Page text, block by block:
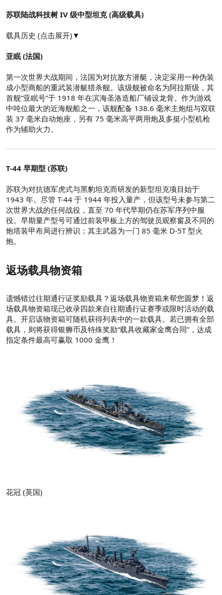
苏联陆战科技树 IV 级中型坦克 (高级载具)
载具历史 (点击展开)▼
亚眠 (法国)
第一次世界大战期间，法国为对抗敌方潜艇，决定采用一种伪装
成小型商船的重武装潜艇猎杀舰。该级舰被命名为阿拉斯级，其
首舰“亚眠号”于 1918 年在滨海圣洛造船厂铺设龙骨。作为游戏
中吨位最大的近海舰船之一，该舰配备 138.6 毫米主炮组与双联
装 37 毫米自动炮座，另有 75 毫米高平两用炮及多挺小型机枪
作为辅助火力。
T-44 早期型 (苏联)
苏联为对抗德军虎式与黑豹坦克而研发的新型坦克项目始于
1943 年。尽管 T-44 于 1944 年投入量产，但该型号未参与第二
次世界大战的任何战役，直至 70 年代早期仍在苏军序列中服
役。早期量产型号可通过前装甲板上方的驾驶员观察窗及不同的
炮塔装甲布局进行辨识；其主武器为一门 85 毫米 D-5T 型火
炮。
返场载具物资箱
遗憾错过往期通行证奖励载具？返场载具物资箱来帮您圆梦！返
场载具物资箱现已收录四款来自往期通行证赛季或限时活动的载
具。开启该物资箱可随机获得列表中的一款载具。若已拥有全部
载具，则将获得银狮币及特殊奖励“载具收藏家金鹰合同”，达成
指定条件最高可赢取 1000 金鹰！
花冠 (英国)